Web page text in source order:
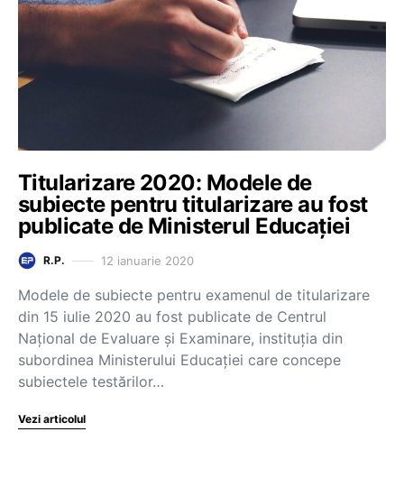
Titularizare 2020: Modele de
subiecte pentru titularizare au fost
publicate de Ministerul Educației
R.P. 12 ianuarie 2020
Modele de subiecte pentru examenul de titularizare
din 15 iulie 2020 au fost publicate de Centrul
Național de Evaluare și Examinare, instituția din
subordinea Ministerului Educației care concepe
subiectele testărilor…
Vezi articolul